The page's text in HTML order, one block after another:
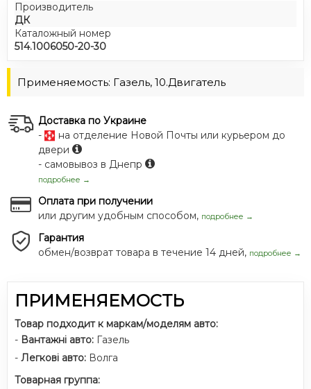
Производитель
ДК
Каталожный номер
514.1006050-20-30
Применяемость: Газель, 10.Двигатель
Доставка по Украине
-
на отделение Новой Почты или курьером до
двери
- самовывоз в Днепр
подробнее →
Оплата при получении
или другим удобным способом, подробнее →
Гарантия
обмен/возврат товара в течение 14 дней, подробнее →
ПРИМЕНЯЕМОСТЬ
Товар подходит к маркам/моделям авто:
- Вантажні авто: Газель
- Легкові авто: Волга
Товарная группа: